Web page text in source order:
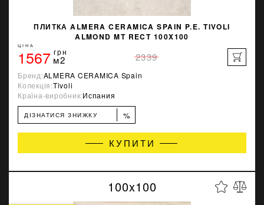
ПЛИТКА ALMERA CERAMICA SPAIN P.E. TIVOLI
ALMOND MT RECT 100X100
ЦІНА
1567 грн
м2 2339
Бренд:ALMERA CERAMICA Spain
Колекція:Tivoli
Країна-виробник:Испания
ДІЗНАТИСЯ ЗНИЖКУ %
КУПИТИ
100x100